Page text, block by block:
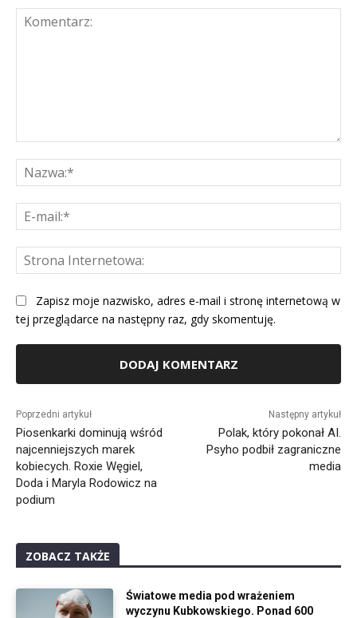
Zapisz moje nazwisko, adres e-mail i stronę internetową w
tej przeglądarce na następny raz, gdy skomentuję.
Poprzedni artykuł
Piosenkarki dominują wśród
najcenniejszych marek
kobiecych. Roxie Węgiel,
Doda i Maryla Rodowicz na
podium
Następny artykuł
Polak, który pokonał AI.
Psyho podbił zagraniczne
media
ZOBACZ TAKŻE
Światowe media pod wrażeniem
wyczynu Kubkowskiego. Ponad 600